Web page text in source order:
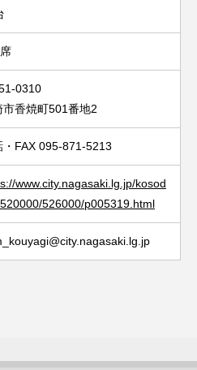
0310
市香焼町501番地2
・FAX 095-871-5213
www.city.nagasaki.lg.jp/kosod
526000/p005319.html